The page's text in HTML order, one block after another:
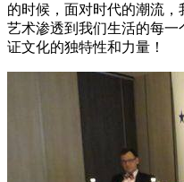
的时候，面对时代的潮流
艺术渗透到我们生活的每
证文化的独特性和力量！